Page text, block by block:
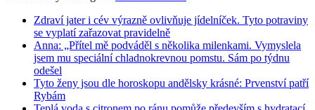
Zdraví jater i cév výrazně ovlivňuje jídelníček. Tyto potraviny
se vyplatí zařazovat pravidelně
Anna: „Přítel mě podváděl s několika milenkami. Vymyslela
jsem mu speciální chladnokrevnou pomstu. Sám po týdnu
odešel
Tyto ženy jsou dle horoskopu andělsky krásné: Prvenství patří
Rybám